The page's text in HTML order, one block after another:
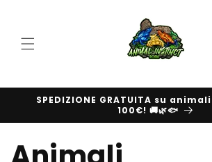
SPEDIZIONE GRATUITA su
100€! 🚚🌿🐟